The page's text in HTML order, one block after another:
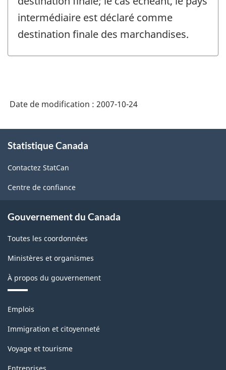
intermédiaire est déclaré comme
destination finale des marchandises.
Date de modification : 2007-10-24
propos
ce
site
Statistique Canada
Contactez StatCan
Centre de confiance
Gouvernement du Canada
Toutes les coordonnées
Ministères et organismes
À propos du gouvernement
Thèmes
sujets
Emplois
Immigration et citoyenneté
Voyage et tourisme